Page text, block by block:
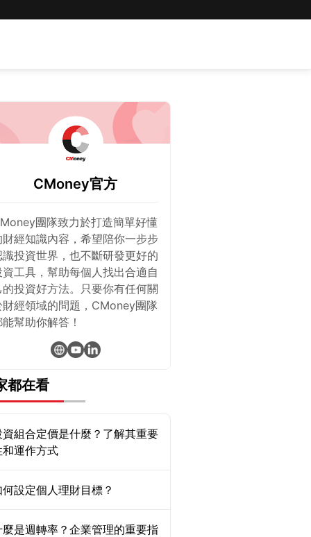
CMoney官方
團隊致力於打造簡單好懂
財經知識內容，希望陪你一步步
識投資世界，也不斷研發更好的
資工具，幫助每個人找出合適自
的投資好方法。只要你有任何關
財經領域的問題，CMoney團隊
能幫助你解答！
都在看
資組合定價是什麼？了解其重要
和運作方式
何設定個人理財目標？
麼是週轉率？企業管理的重要指